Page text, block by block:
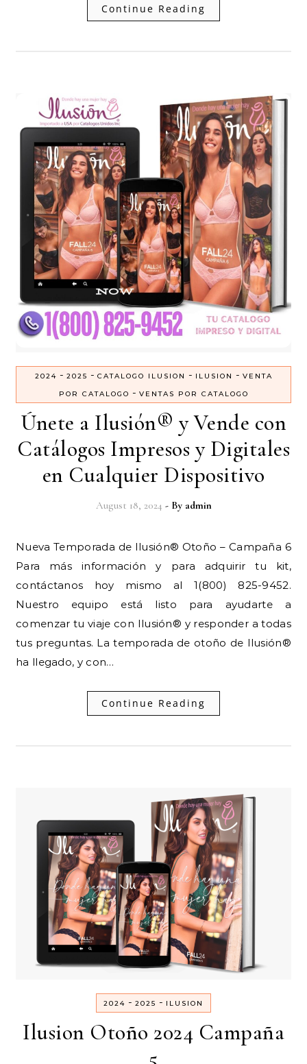
Continue Reading
2024 - 2025 - CATALOGO ILUSION - ILUSION - VENTA
POR CATALOGO - VENTAS POR CATALOGO
Únete a Ilusión® y Vende con
Catálogos Impresos y Digitales
en Cualquier Dispositivo
August 18, 2024 - By admin
Nueva Temporada de Ilusión® Otoño – Campaña 6
Para más información y para adquirir tu kit,
contáctanos hoy mismo al 1(800) 825-9452.
Nuestro equipo está listo para ayudarte a
comenzar tu viaje con Ilusión® y responder a todas
tus preguntas. La temporada de otoño de Ilusión®
ha llegado, y con…
Continue Reading
2024 - 2025 - ILUSION
Ilusion Otoño 2024 Campaña
5